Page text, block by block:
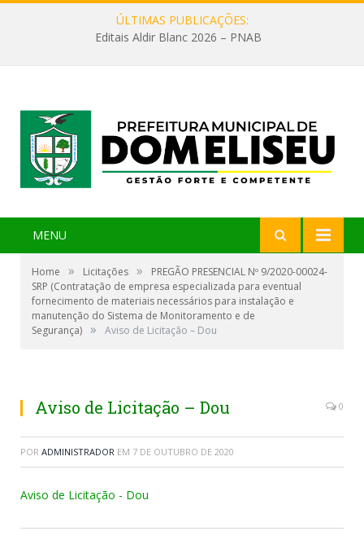
ÚLTIMAS PUBLICAÇÕES:
Editais Aldir Blanc 2026 – PNAB
MENU
Home » Licitações »
PREGÃO PRESENCIAL Nº 9/2020-00024-
SRP (Contratação de empresa especializada para eventual
fornecimento de materiais necessários para instalação e
manutenção do Sistema de Monitoramento e de
Segurança) » Aviso de Licitação – Dou
Aviso de Licitação – Dou 0
POR ADMINISTRADOR EM 7 DE OUTUBRO DE 2020
Aviso de Licitação - Dou